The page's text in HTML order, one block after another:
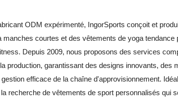
ODM expérimenté, IngorSports conçoit et
manches courtes et des vêtements de yoga tendance
Depuis 2009, nous proposons des services
production, garantissant des designs innovants, des
efficace de la chaîne d'approvisionnement.
recherche de vêtements de sport personnalisés qui